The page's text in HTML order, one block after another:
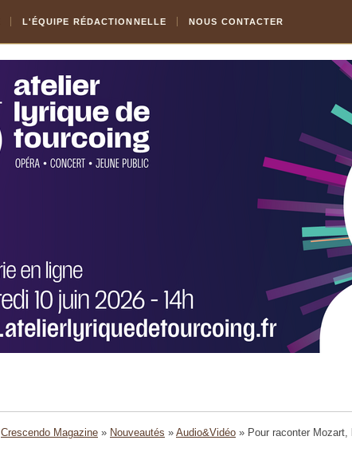
L'ÉQUIPE RÉDACTIONNELLE NOUS CONTACTER
Crescendo Magazine » Nouveautés » Audio&Vidéo » Pour raconter Mozart,